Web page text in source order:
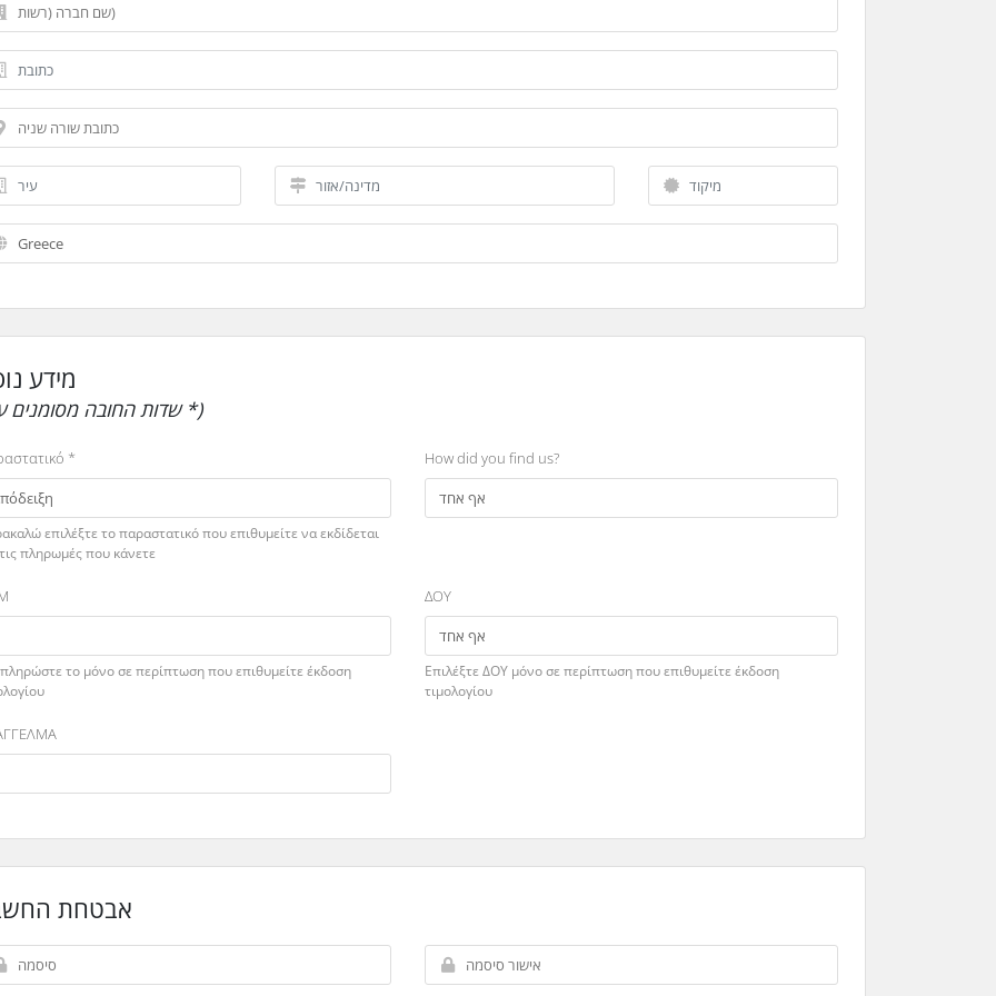
מידע
(שדות החובה מסומנים עם *)
*
επιλέξτε το παραστατικό που επιθυμείτε να εκδίδεται
πληρωμές που κάνετε
How did you find us?
το μόνο σε περίπτωση που επιθυμείτε έκδοση
ΔΟΥ
Επιλέξτε ΔΟΥ μόνο σε περίπτωση που επιθυμείτε έκδοση
τιμολογίου
אבטחת